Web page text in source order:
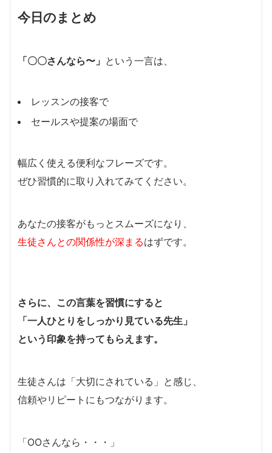
今日のまとめ
「〇〇さんなら〜」 という一言は、
レッスンの接客で
セールスや提案の場面で
幅広く使える便利なフレーズです。
ぜひ習慣的に取り入れてみてください。
あなたの接客がもっとスムーズになり、
生徒さんとの関係性が深まるはずです。
さらに、この言葉を習慣にすると
「一人ひとりをしっかり見ている先生」
という印象を持ってもらえます。
生徒さんは「大切にされている」と感じ、
信頼やリピートにもつながります。
「OOさんなら・・・」